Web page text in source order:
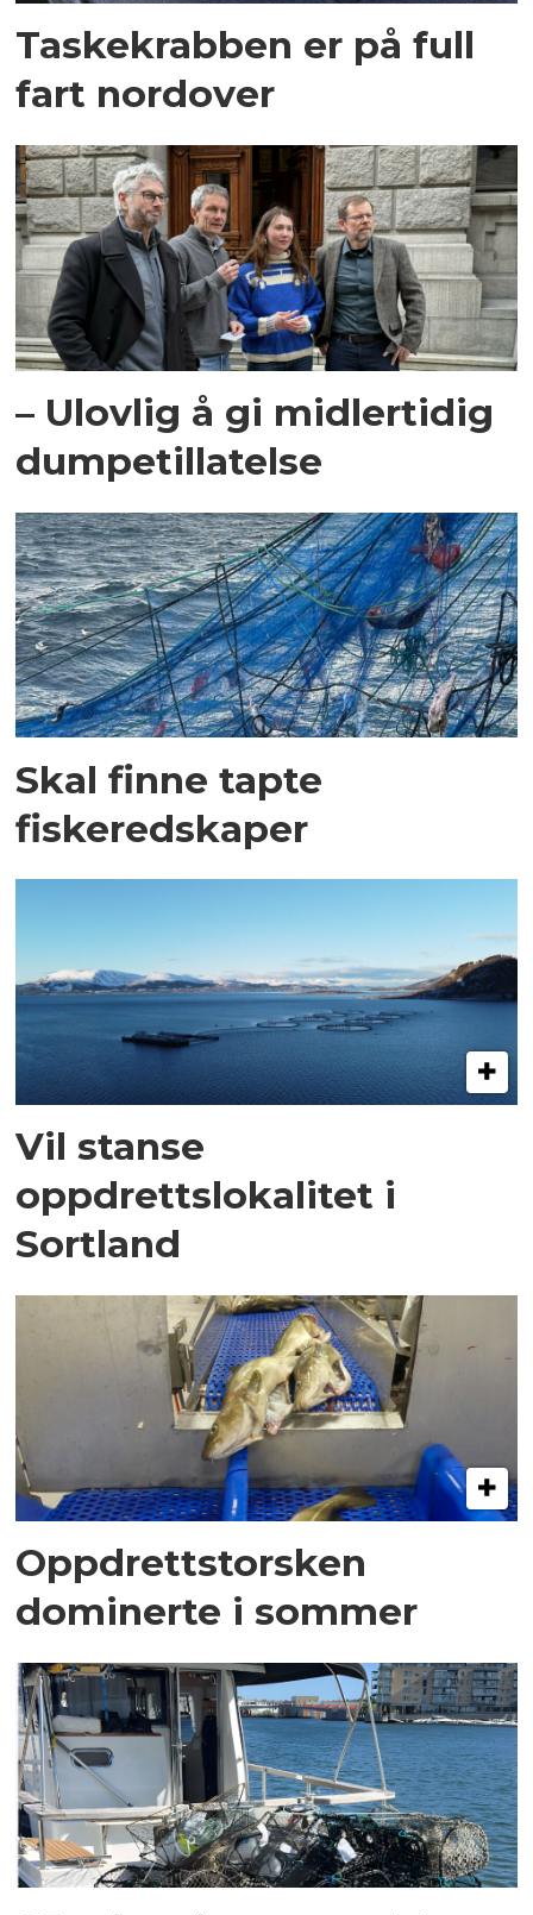
Taskekrabben er på full
fart nordover
– Ulovlig å gi midlertidig
dumpetillatelse
Skal finne tapte
fiskeredskaper
Vil stanse
oppdrettslokalitet i
Sortland
Oppdrettstorsken
dominerte i sommer